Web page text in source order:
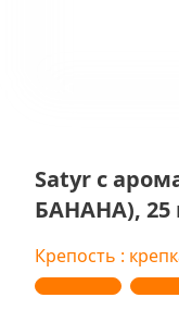
Satyr с
БАНАНА), 25
Крепость :